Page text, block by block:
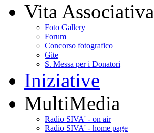
Vita Associativa
Foto Gallery
Forum
Concorso fotografico
Gite
S. Messa per i Donatori
Iniziative
MultiMedia
Radio SIVA' - on air
Radio SIVA' - home page